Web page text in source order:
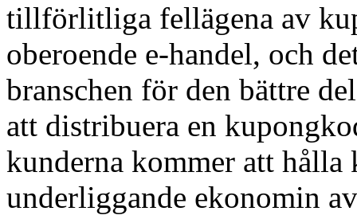
tillförlitliga fellägena av
oberoende e-handel, och
branschen för den bättre
att distribuera en
kunderna kommer att
underliggande ekonomin